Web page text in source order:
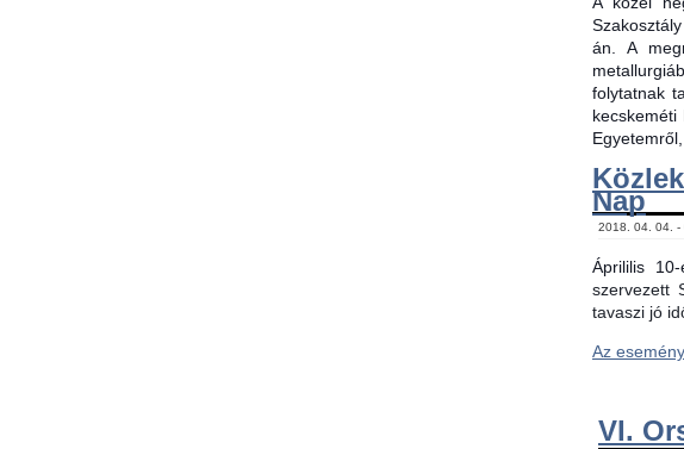
án. A
folytatnak
Nap
2018. 04. 04. -
Áprililis
szervezett
tavaszi jó
Az
VI.